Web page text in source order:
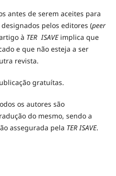
antes de serem aceites para
pelos editores (peer
à TER ISAVEimplica que
e que não esteja a ser
revista.
gratuítas.
os autores são
do mesmo, sendo a
assegurada pela TER ISAVE.